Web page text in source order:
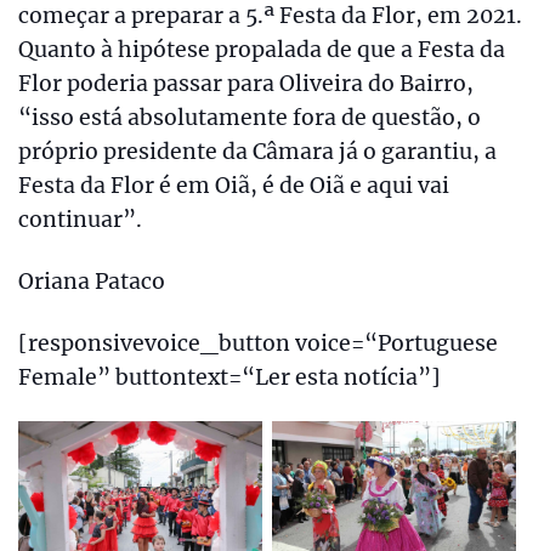
começar a preparar a 5.ª Festa da Flor, em 2021.
Quanto à hipótese propalada de que a Festa da
Flor poderia passar para Oliveira do Bairro,
“isso está absolutamente fora de questão, o
próprio presidente da Câmara já o garantiu, a
Festa da Flor é em Oiã, é de Oiã e aqui vai
continuar”.
Oriana Pataco
[responsivevoice_button voice=“Portuguese
Female” buttontext=“Ler esta notícia”]